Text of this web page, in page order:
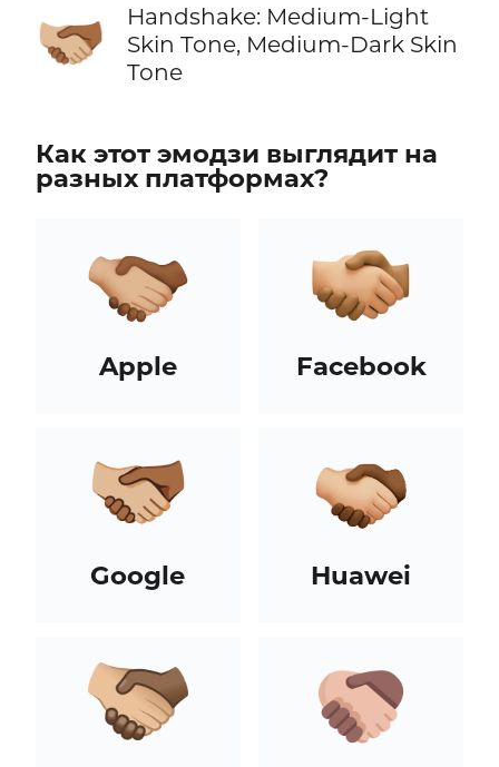
🫱🏼‍🫲🏾
Handshake: Medium-Light
Skin Tone, Medium-Dark Skin
Tone
Как этот эмодзи выглядит на
разных платформах?
Apple Facebook
Google Huawei